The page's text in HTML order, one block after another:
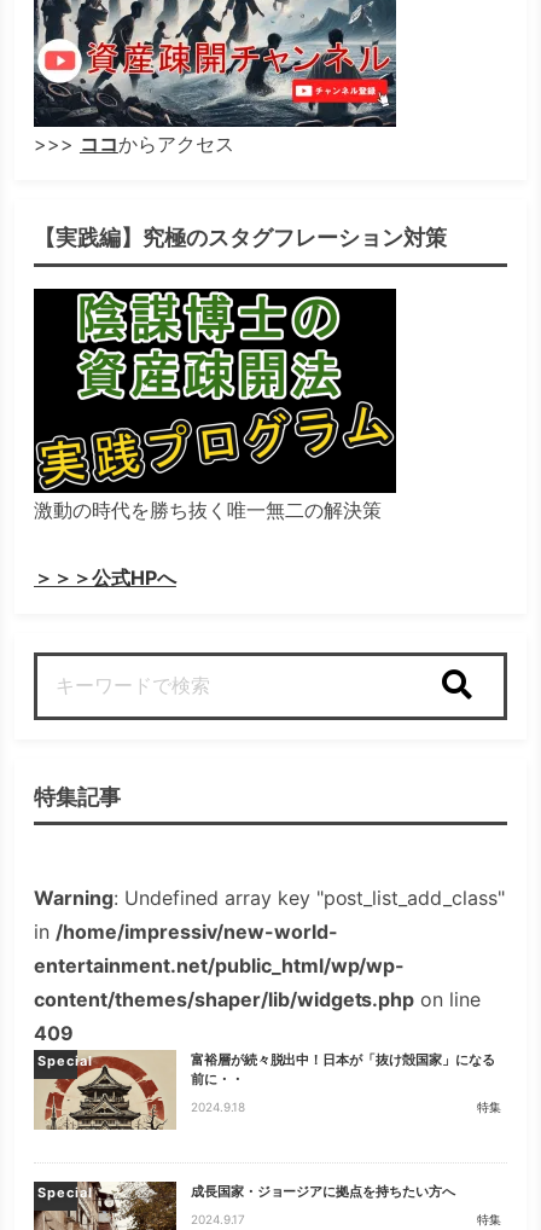
>>> ココからアクセス
【実践編】究極のスタグフレーション対策
激動の時代を勝ち抜く唯一無二の解決策
＞＞＞公式HPへ
特集記事
Warning: Undefined array key "post_list_add_class"
in /home/impressiv/new-world-
entertainment.net/public_html/wp/wp-
content/themes/shaper/lib/widgets.php on line
409
Special
富裕層が続々脱出中！日本が「抜け殻国家」になる
前に・・
2024.9.18 特集
Special 成長国家・ジョージアに拠点を持ちたい方へ
2024.9.17 特集